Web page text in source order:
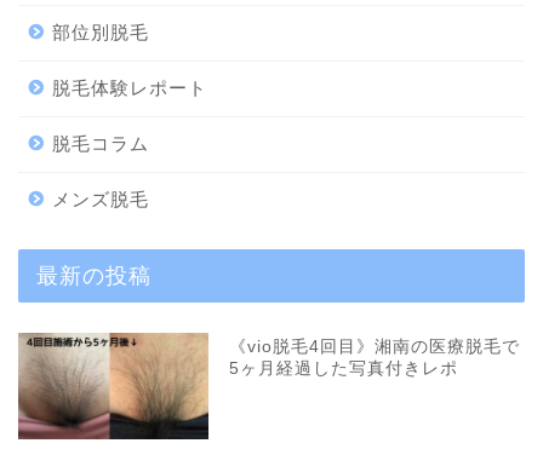
部位別脱毛
脱毛体験レポート
脱毛コラム
メンズ脱毛
最新の投稿
《vio脱毛4回目》湘南の医療脱毛で
5ヶ月経過した写真付きレポ